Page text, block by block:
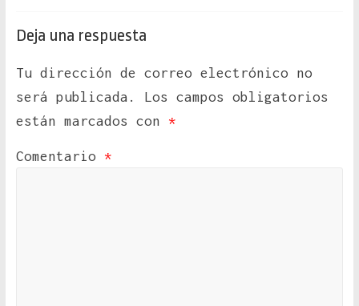
Deja una respuesta
Tu dirección de correo electrónico no
será publicada.
Los campos obligatorios
están marcados con *
Comentario *